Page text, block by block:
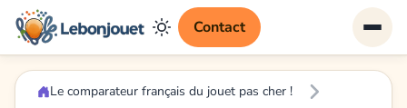
Contact
Le comparateur français du jouet pas cher !